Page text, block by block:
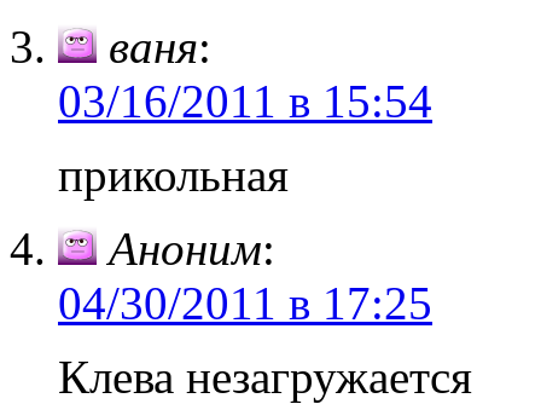
ваня:
03/16/2011 в 15:54
прикольная
Аноним:
04/30/2011 в 17:25
Клева незагружается